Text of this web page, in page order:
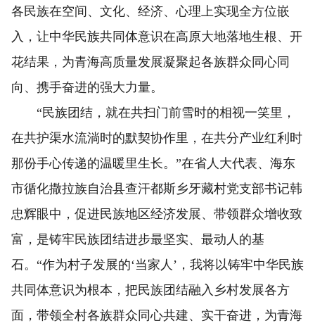
各民族在空间、文化、经济、心理上实现全方位嵌
入，让中华民族共同体意识在高原大地落地生根、开
花结果，为青海高质量发展凝聚起各族群众同心同
向、携手奋进的强大力量。
“民族团结，就在共扫门前雪时的相视一笑里，
在共护渠水流淌时的默契协作里，在共分产业红利时
那份手心传递的温暖里生长。”在省人大代表、海东
市循化撒拉族自治县查汗都斯乡牙藏村党支部书记韩
忠辉眼中，促进民族地区经济发展、带领群众增收致
富，是铸牢民族团结进步最坚实、最动人的基
石。“作为村子发展的‘当家人’，我将以铸牢中华民族
共同体意识为根本，把民族团结融入乡村发展各方
面，带领全村各族群众同心共建、实干奋进，为青海